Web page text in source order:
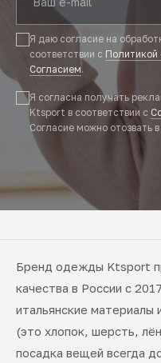
Я даю согласие на
соответствии с Политикой
Согласием.
Я согласна получать
Ktsport в соответствии с
Согласие можно отозвать
Бренд одежды Ktsport
качества в России с
итальянские материалы
(это хлопок, шерсть,
посадка вещей всегда